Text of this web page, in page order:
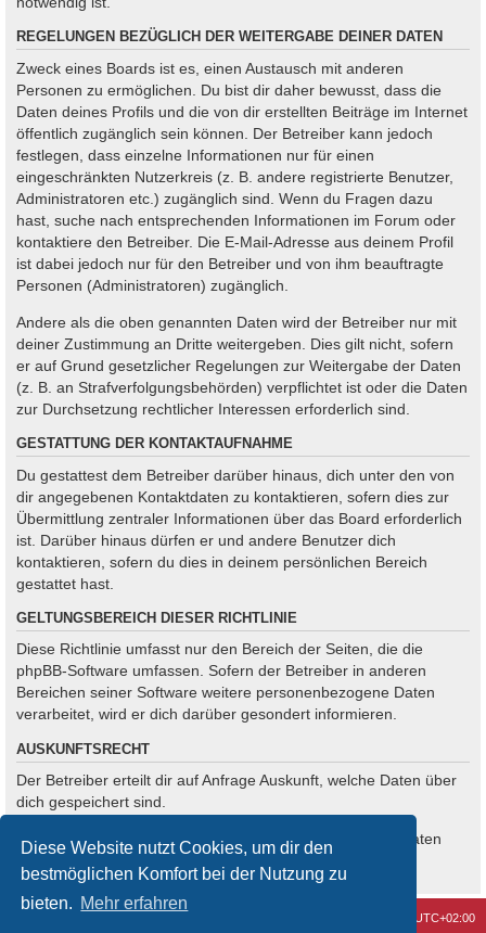
Diese Website nutzt Cookies, um dir den
bestmöglichen Komfort bei der Nutzung zu
bieten. Mehr erfahren
REGELUNGEN BEZÜGLICH DER WEITERGABE DEINER DATEN
Zweck eines Boards ist es, einen Austausch mit anderen
Personen zu ermöglichen. Du bist dir daher bewusst, dass die
Daten deines Profils und die von dir erstellten Beiträge im Internet
öffentlich zugänglich sein können. Der Betreiber kann jedoch
festlegen, dass einzelne Informationen nur für einen
eingeschränkten Nutzerkreis (z. B. andere registrierte Benutzer,
Administratoren etc.) zugänglich sind. Wenn du Fragen dazu
hast, suche nach entsprechenden Informationen im Forum oder
kontaktiere den Betreiber. Die E-Mail-Adresse aus deinem Profil
ist dabei jedoch nur für den Betreiber und von ihm beauftragte
Personen (Administratoren) zugänglich.
Andere als die oben genannten Daten wird der Betreiber nur mit
deiner Zustimmung an Dritte weitergeben. Dies gilt nicht, sofern
er auf Grund gesetzlicher Regelungen zur Weitergabe der Daten
(z. B. an Strafverfolgungsbehörden) verpflichtet ist oder die Daten
zur Durchsetzung rechtlicher Interessen erforderlich sind.
GESTATTUNG DER KONTAKTAUFNAHME
Du gestattest dem Betreiber darüber hinaus, dich unter den von
dir angegebenen Kontaktdaten zu kontaktieren, sofern dies zur
Übermittlung zentraler Informationen über das Board erforderlich
ist. Darüber hinaus dürfen er und andere Benutzer dich
kontaktieren, sofern du dies in deinem persönlichen Bereich
gestattet hast.
GELTUNGSBEREICH DIESER RICHTLINIE
Diese Richtlinie umfasst nur den Bereich der Seiten, die die
phpBB-Software umfassen. Sofern der Betreiber in anderen
Bereichen seiner Software weitere personenbezogene Daten
verarbeitet, wird er dich darüber gesondert informieren.
AUSKUNFTSRECHT
Der Betreiber erteilt dir auf Anfrage Auskunft, welche Daten über
dich gespeichert sind.
Du kannst jederzeit die Löschung bzw. Sperrung deiner Daten
verlangen. Kontaktiere hierzu bitte den Betreiber.
UTC+02:00